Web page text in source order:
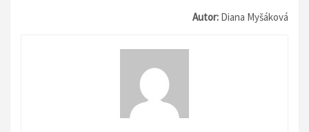
Autor: Diana Myšáková